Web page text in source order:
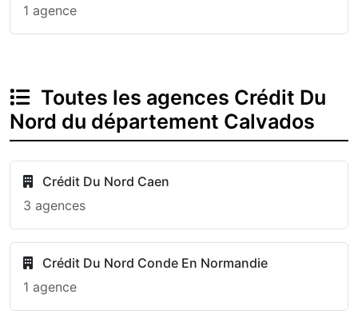
1 agence
Toutes les agences Crédit Du
Nord du département Calvados
Crédit Du Nord Caen
3 agences
Crédit Du Nord Conde En Normandie
1 agence